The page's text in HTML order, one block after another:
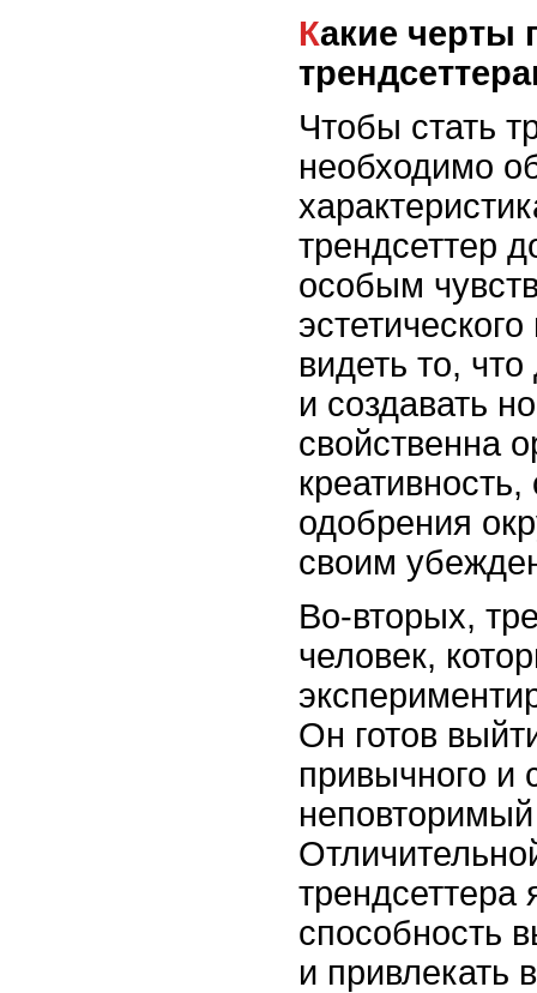
Какие черты присущи
Чтобы стать
необходимо
трендсеттер
особым
видеть то,
и создавать
свойственна
одобрения
своим
Во-вторых,
человек,
Он готов
привычного и
трендсеттера
способность
и привлекать